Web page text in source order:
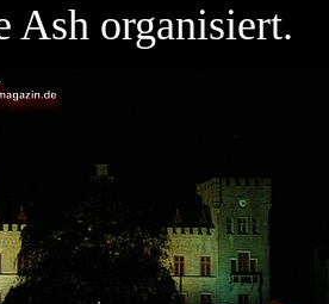
Ash organisiert.